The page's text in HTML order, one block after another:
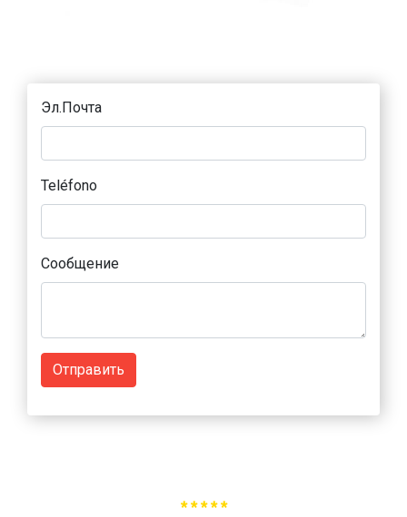
Эл.Почта
Teléfono
Сообщение
Отправить
* * * * *